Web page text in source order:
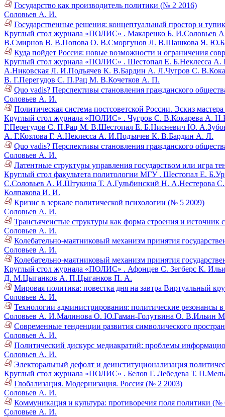
Государство как производитель политики (№ 2 2016)
Соловьев А. И.
Государственные решения: концептуальный простор и
Круглый стол журнала «ПОЛИС» . Макаренко Б. И.Соловьев
В.Смирнов В. В.Попова О. В.Сморгунов Л. В.Шашкова Я. Ю.
Куда пойдет Россия: новые возможности и ограничения
Круглый стол журнала «ПОЛИС» . Шестопал Е. Б.Неклесса А.
А.Никовская Л. И.Подъячев К. В.Бардин А. Л.Чугров С. В.
В. Г.Перегудов С. П.Рац М. В.Кочетков А. П.
Quo vadis? Перспективы становления гражданского
Соловьев А. И.
Политическая система постсоветской России. Эскиз
Круглый стол журнала «ПОЛИС» . Чугров С. В.Кокарева А. Н.
Г.Перегудов С. П.Рац М. В.Шестопал Е. Б.Нисневич Ю. А.
А. Г.Козлова Г. А.Неклесса А. И.Подъячев К. В.Бардин А. Л.
Quo vadis? Перспективы становления гражданского
Соловьев А. И.
Латентные структуры управления государством или игра
Круглый стол факультета политологии МГУ . Шестопал Е. Б.
С.Соловьев А. И.Штукина Т. А.Гульбинский Н. А.Нестерова
Колпакова И. И.
Кризис в зеркале политической психологии (№ 5 2009)
Соловьев А. И.
Трансъячеистые структуры как форма строения и источник
Соловьев А. И.
Колебательно-маятниковый механизм принятия
Соловьев А. И.
Колебательно-маятниковый механизм принятия
Круглый стол журнала «ПОЛИС» . Афонцев С. Зегберс К.
Д. М.Цыганков А. П.Цыганков П. А.
Мировая политика: повестка дня на завтра Виртуальный
Соловьев А. И.
Технологии администрирования: политические резонансы
Соловьев А. И.Малинова О. Ю.Гаман-Голутвина О. В.Ильин
Современные тенденции развития символического
Соловьев А. И.
Политический дискурс медиакратий: проблемы
Соловьев А. И.
Электоральный дефолт и деинституционализация
Круглый стол журнала «ПОЛИС» . Белов Г. Лебедева Т. П.
Глобализация. Модернизация. Россия (№ 2 2003)
Соловьев А. И.
Коммуникация и культура: противоречия поля политики (№
Соловьев А. И.